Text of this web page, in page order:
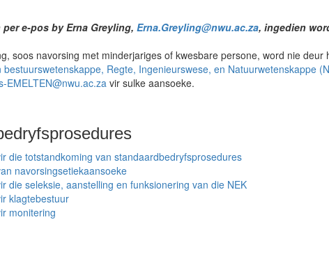
e-pos by Erna Greyling, Erna.Greyling@nwu.ac.za, ingedien
soos navorsing met minderjariges of kwesbare persone, word nie
Regte, Ingenieurswese, en Natuurwetenskappe
EMELTEN@nwu.ac.za vir sulke aansoeke.
die totstandkoming van standaardbedryfsprosedures
navorsingsetiekaansoeke
die seleksie, aanstelling en funksionering van die NEK
klagtebestuur
monitering